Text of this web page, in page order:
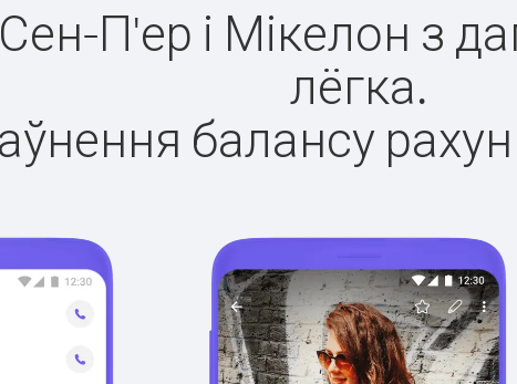
Сен-П'ер і Мікелон з
лёгка.
балансу